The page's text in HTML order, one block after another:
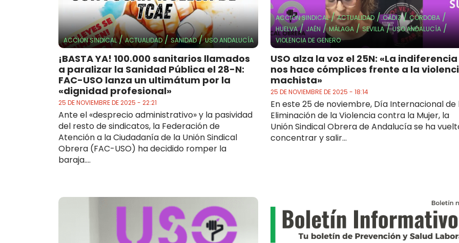
ACCIÓN SINDICAL/ACTUALIDAD/ SANIDAD/USO ANDALUCÍA
¡BASTA YA! 100.000 sanitarios llamados
a paralizar la Sanidad Pública el 28-N:
FAC-USO lanza un ultimátum por la
«dignidad profesional»
25 DE NOVIEMBRE DE 2025 - 22:21
Ante el «desprecio administrativo» y la pasividad
del resto de sindicatos, la Federación de
Atención a la Ciudadanía de la Unión Sindical
Obrera (FAC-USO) ha decidido romper la
baraja....
ACCIÓN SINDICAL/ACTUALIDAD/CÁDIZ/ CÓRDOBA/
HUELVA/JAÉN/MÁLAGA/SEVILLA/USO ANDALUCÍA/
VIOLENCIA DE GENERO
USO alza la voz el 25N: «La indiferencia
nos hace cómplices frente a la
machista»
25 DE NOVIEMBRE DE 2025 - 18:14
En este 25 de noviembre, Día Internacional de
Eliminación de la Violencia contra la Mujer, la
Unión Sindical Obrera de Andalucía se ha
concentrar y salir...